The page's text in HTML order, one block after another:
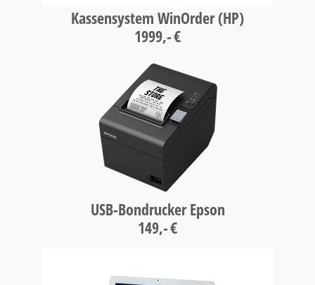
Kassensystem WinOrder (HP)
1999,- €
USB-Bondrucker Epson
149,- €